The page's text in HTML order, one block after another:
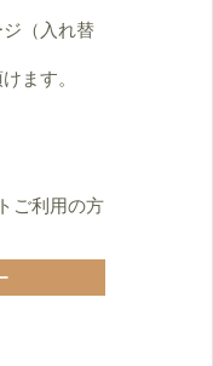
（入れ替
ます。
ご利用の方